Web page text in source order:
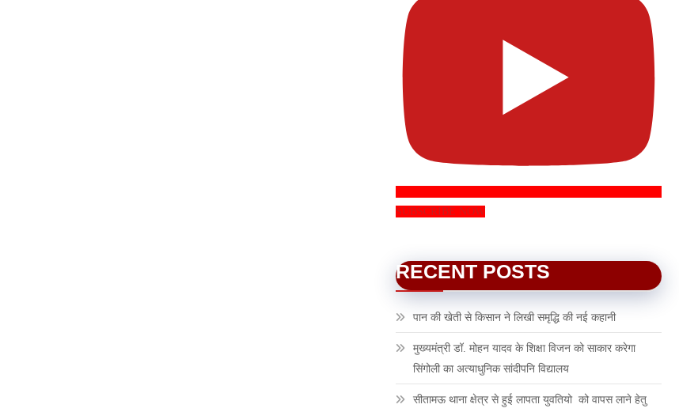
SUBSCRIBE NOW
RECENT POSTS
पान की खेती से किसान ने लिखी समृद्धि की नई कहानी
मुख्यमंत्री डॉ. मोहन यादव के शिक्षा विजन को साकार करेगा
सिंगोली का अत्याधुनिक सांदीपनि विद्यालय
सीतामऊ थाना क्षेत्र से हुई लापता युवतियो को वापस लाने हेतु